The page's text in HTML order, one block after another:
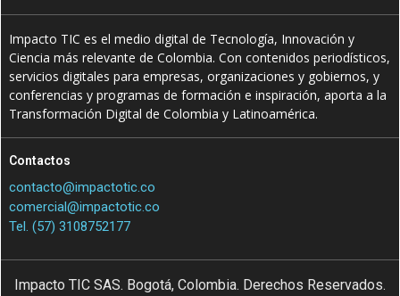
Impacto TIC es el medio digital de Tecnología, Innovación y
Ciencia más relevante de Colombia. Con contenidos periodísticos,
servicios digitales para empresas, organizaciones y gobiernos, y
conferencias y programas de formación e inspiración, aporta a la
Transformación Digital de Colombia y Latinoamérica.
Contactos
contacto@impactotic.co
comercial@impactotic.co
Tel. (57) 3108752177
Impacto TIC SAS. Bogotá, Colombia. Derechos Reservados.